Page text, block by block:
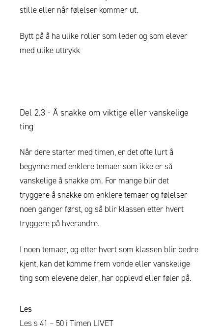
stille eller når følelser kommer ut.
Bytt på å ha ulike roller som leder og som elever
med ulike uttrykk
Del 2.3 - Å snakke om viktige eller vanskelige
ting
Når dere starter med timen, er det ofte lurt å
begynne med enklere temaer som ikke er så
vanskelige å snakke om. For mange blir det
tryggere å snakke om enklere temaer og følelser
noen ganger først, og så blir klassen etter hvert
tryggere på hverandre.
I noen temaer, og etter hvert som klassen blir bedre
kjent, kan det komme frem vonde eller vanskelige
ting som elevene deler, har opplevd eller føler på.
Les
Les s 41 – 50 i Timen LIVET